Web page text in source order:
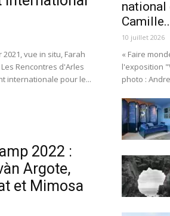
vue in situ, Farah
Rencontres d'Arles
internationale pour le...
2022 :
Argote,
et Mimosa
national
10 juillet 2026
« Faire
l'exposition
photo :